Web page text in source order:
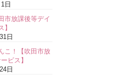
日
市放課後等デイ
】
日
こ！【吹田市放
ビス】
日